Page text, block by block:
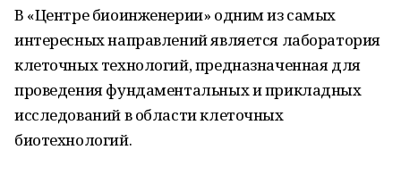
В «Центре биоинженерии» одним из самых
интересных направлений является лаборатория
клеточных технологий, предназначенная для
проведения фундаментальных и прикладных
исследований в области клеточных
биотехнологий.